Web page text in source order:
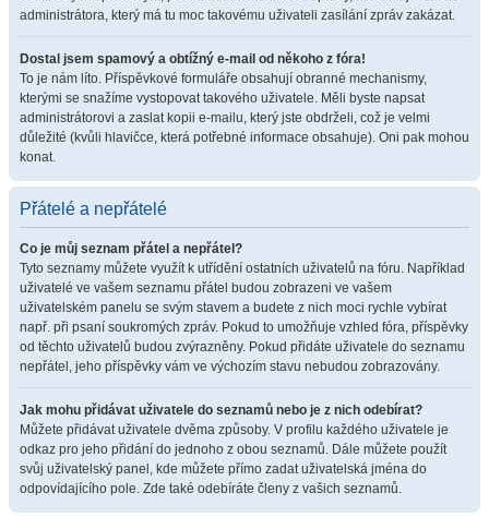
administrátora, který má tu moc takovému uživateli zasílání zpráv zakázat.
Dostal jsem spamový a obtížný e-mail od někoho z fóra!
To je nám líto. Příspěvkové formuláře obsahují obranné mechanismy,
kterými se snažíme vystopovat takového uživatele. Měli byste napsat
administrátorovi a zaslat kopii e-mailu, který jste obdrželi, což je velmi
důležité (kvůli hlavičce, která potřebné informace obsahuje). Oni pak mohou
konat.
Přátelé a nepřátelé
Co je můj seznam přátel a nepřátel?
Tyto seznamy můžete využít k utřídění ostatních uživatelů na fóru. Například
uživatelé ve vašem seznamu přátel budou zobrazeni ve vašem
uživatelském panelu se svým stavem a budete z nich moci rychle vybírat
např. při psaní soukromých zpráv. Pokud to umožňuje vzhled fóra, příspěvky
od těchto uživatelů budou zvýrazněny. Pokud přidáte uživatele do seznamu
nepřátel, jeho příspěvky vám ve výchozím stavu nebudou zobrazovány.
Jak mohu přidávat uživatele do seznamů nebo je z nich odebírat?
Můžete přidávat uživatele dvěma způsoby. V profilu každého uživatele je
odkaz pro jeho přidání do jednoho z obou seznamů. Dále můžete použít
svůj uživatelský panel, kde můžete přímo zadat uživatelská jména do
odpovídajícího pole. Zde také odebíráte členy z vašich seznamů.